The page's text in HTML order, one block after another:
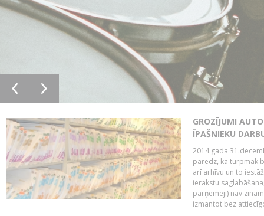
GROZĪJUMI
ĪPAŠNIEKU
2014.gada
paredz, ka turpmāk
arī arhīvu un to
ierakstu
pārņēmēji) nav
izmantot bez